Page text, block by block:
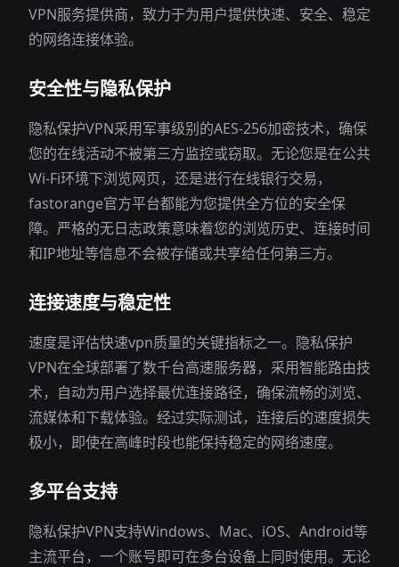
VPN服务提供商，致力于为用户提供快速、安全、稳定
的网络连接体验。
安全性与隐私保护
隐私保护VPN采用军事级别的AES-256加密技术，确保
您的在线活动不被第三方监控或窃取。无论您是在公共
Wi-Fi环境下浏览网页，还是进行在线银行交易，
fastorange官方平台都能为您提供全方位的安全保
障。严格的无日志政策意味着您的浏览历史、连接时间
和IP地址等信息不会被存储或共享给任何第三方。
连接速度与稳定性
速度是评估快速vpn质量的关键指标之一。隐私保护
VPN在全球部署了数千台高速服务器，采用智能路由技
术，自动为用户选择最优连接路径，确保流畅的浏览、
流媒体和下载体验。经过实际测试，连接后的速度损失
极小，即使在高峰时段也能保持稳定的网络速度。
多平台支持
隐私保护VPN支持Windows、Mac、iOS、Android等
主流平台，一个账号即可在多台设备上同时使用。无论